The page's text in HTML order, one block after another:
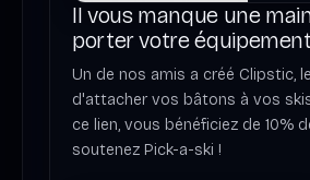
Il vous manque une
porter votre
Un de nos amis a créé Clipstic,
d'attacher vos bâtons à vos
ce lien, vous bénéficiez de 10%
soutenez Pick-a-ski !